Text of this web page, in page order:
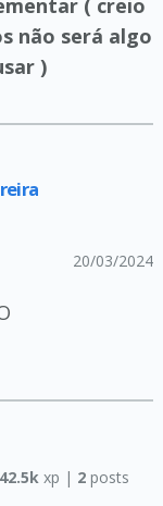
( creio
não será algo
)
20/03/2024
42.5k xp | 2posts